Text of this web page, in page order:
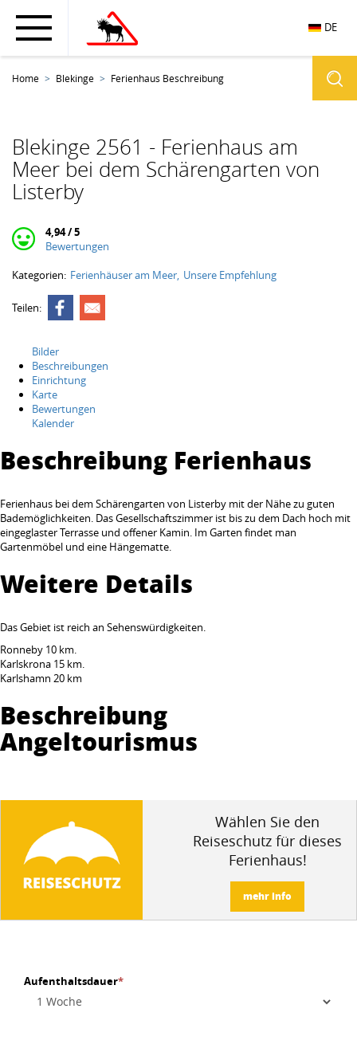
DE
Home Blekinge Ferienhaus Beschreibung
Blekinge 2561 - Ferienhaus am
Meer bei dem Schärengarten von
Listerby
4,94 / 5
Bewertungen
Kategorien: Ferienhäuser am Meer Unsere Empfehlung
Teilen:
Bilder
Beschreibungen
Einrichtung
Karte
Bewertungen
Kalender
Beschreibung Ferienhaus
Ferienhaus bei dem Schärengarten von Listerby mit der Nähe zu guten
Bademöglichkeiten. Das Gesellschaftszimmer ist bis zu dem Dach hoch mit
eingeglaster Terrasse und offener Kamin. Im Garten findet man
Gartenmöbel und eine Hängematte.
Weitere Details
Das Gebiet ist reich an Sehenswürdigkeiten.
Ronneby 10 km.
Karlskrona 15 km.
Karlshamn 20 km
Beschreibung
Angeltourismus
Wählen Sie den
Reiseschutz für dieses
Ferienhaus!
mehr info
Aufenthaltsdauer*